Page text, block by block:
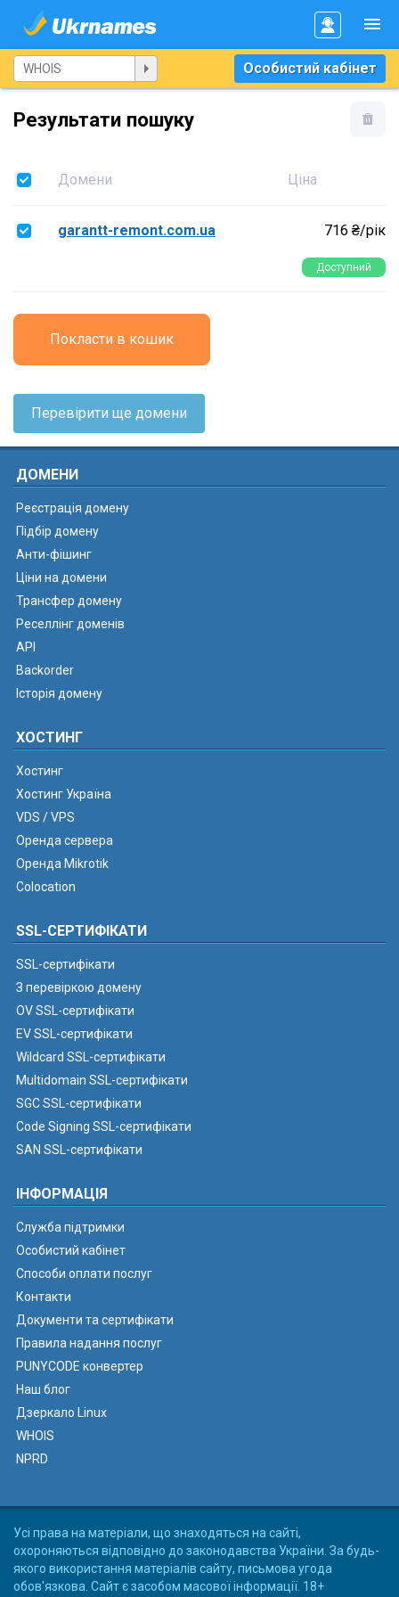
Особистий кабінет
Результати пошуку
Домени Ціна
garantt-remont.com.ua 716 ₴/рік
Доступний
Покласти в кошик
Перевірити ще домени
ДОМЕНИ
Реєстрація домену
Підбір домену
Анти-фішинг
Ціни на домени
Трансфер домену
Реселлінг доменів
API
Backorder
Історія домену
ХОСТИНГ
Хостинг
Хостинг Україна
VDS / VPS
Оренда сервера
Оренда Mikrotik
Colocation
SSL-СЕРТИФІКАТИ
SSL-сертифікати
З перевіркою домену
OV SSL-сертифікати
EV SSL-сертифікати
Wildcard SSL-сертифікати
Multidomain SSL-сертифікати
SGC SSL-сертифікати
Code Signing SSL-сертифікати
SAN SSL-сертифікати
ІНФОРМАЦІЯ
Служба підтримки
Особистий кабінет
Способи оплати послуг
Контакти
Документи та сертифікати
Правила надання послуг
PUNYCODE конвертер
Наш блог
Дзеркало Linux
WHOIS
NPRD
Усі права на матеріали, що знаходяться на сайті,
охороняються відповідно до законодавства України. За будь-
якого використання матеріалів сайту, письмова угода
обов'язкова. Сайт є засобом масової інформації. 18+